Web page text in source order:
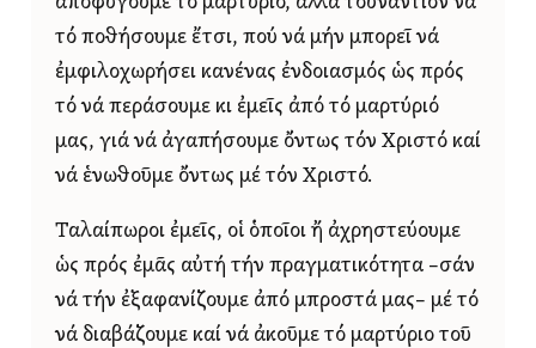
τό ποθήσουμε ἔτσι, πού νά μήν μπορεῖ νά
ἐμφιλοχωρήσει κανένας ἐνδοιασμός ὡς πρός
τό νά περάσουμε κι ἐμεῖς ἀπό τό μαρτύριό
μας, γιά νά ἀγαπήσουμε ὄντως τόν Χριστό καί
νά ἑνωθοῦμε ὄντως μέ τόν Χριστό.
Ταλαίπωροι ἐμεῖς, οἱ ὁποῖοι ἤ ἀχρηστεύουμε
ὡς πρός ἐμᾶς αὐτή τήν πραγματικότητα –σάν
νά τήν ἐξαφανίζουμε ἀπό μπροστά μας– μέ τό
νά διαβάζουμε καί νά ἀκοῦμε τό μαρτύριο τοῦ